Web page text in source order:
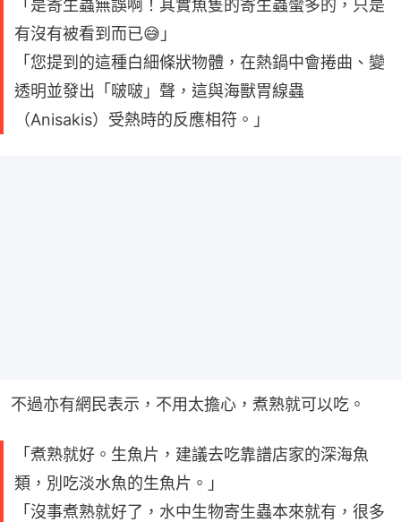
「是寄生蟲無誤啊！其實魚隻的寄生蟲蠻多的，只是
有沒有被看到而已😅」
「您提到的這種白細條狀物體，在熱鍋中會捲曲、變
透明並發出「啵啵」聲，這與海獸胃線蟲
（Anisakis）受熱時的反應相符。」
不過亦有網民表示，不用太擔心，煮熟就可以吃。
「煮熟就好。生魚片，建議去吃靠譜店家的深海魚
類，別吃淡水魚的生魚片。」
「沒事煮熟就好了，水中生物寄生蟲本來就有，很多